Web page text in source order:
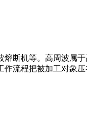
机等。高周波属
流程把被加工对象